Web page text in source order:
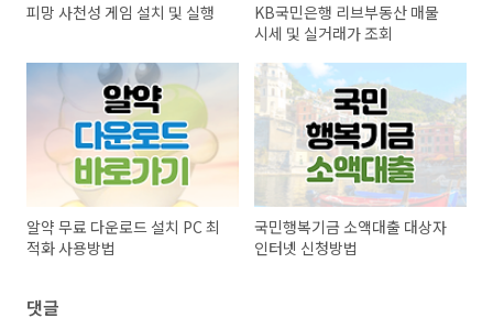
피망 사천성 게임 설치 및 실행
KB국민은행 리브부동산 매물
시세 및 실거래가 조회
알약 무료 다운로드 설치 PC 최
적화 사용방법
국민행복기금 소액대출 대상자
인터넷 신청방법
댓글